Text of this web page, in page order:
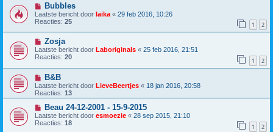
Bubbles
Laatste bericht door laika « 29 feb 2016, 10:26
Reacties: 25 1 2
Zosja
Laatste bericht door Laboriginals « 25 feb 2016, 21:51
Reacties: 20 1 2
B&B
Laatste bericht door LieveBeertjes « 18 jan 2016, 20:58
Reacties: 13
Beau 24-12-2001 - 15-9-2015
Laatste bericht door esmoezie « 28 sep 2015, 21:10
Reacties: 18 1 2